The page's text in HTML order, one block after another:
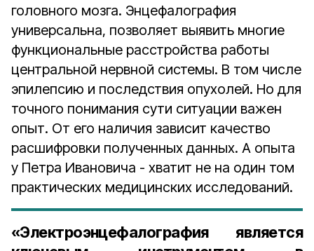
головного мозга. Энцефалография
универсальна, позволяет выявить многие
функциональные расстройства работы
центральной нервной системы. В том числе
эпилепсию и последствия опухолей. Но для
точного понимания сути ситуации важен
опыт. От его наличия зависит качество
расшифровки полученных данных. А опыта
у Петра Ивановича - хватит не на один том
практических медицинских исследований.
«Электроэнцефалография является